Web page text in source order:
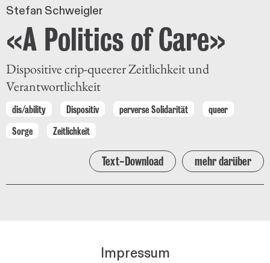
Stefan Schweigler
«A Politics of Care»
Dispositive crip-queerer Zeitlichkeit und
Verantwortlichkeit
dis/ability Dispositiv perverse Solidarität
queer
Sorge
Zeitlichkeit
Text-Download mehr darüber
Impressum